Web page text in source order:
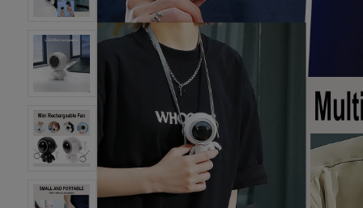
服饰鞋帽 母婴用品
户外运动 箱包出行
汽车装饰
厨房卫浴 饮食健康
宠物用品 玩具爱好